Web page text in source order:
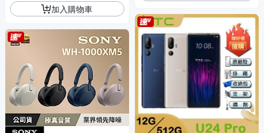
加入購物車